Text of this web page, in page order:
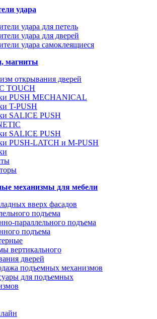
удара
удара для петель
удара для дверей
удара самоклеящиеся
магниты
открывания дверей
TOUCH
PUSH MECHANICAL
T-PUSH
SALICE PUSH
SALICE PUSH
PUSH-LATCH и M-PUSH
механизмы для мебели
вверх фасадов
подъема
параллельного подъема
подъема
вертикального
дверей
подъемных механизмов
для подъемных